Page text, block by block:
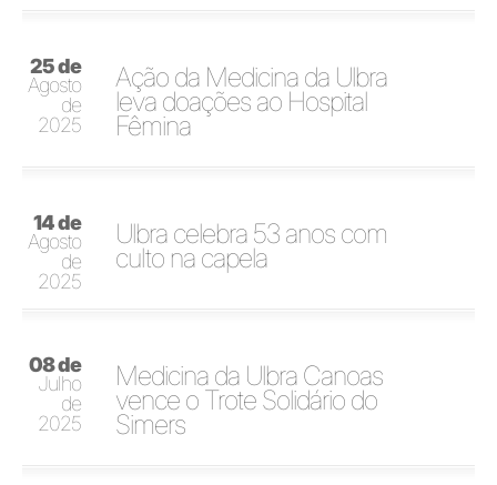
25 de
Agosto
de
2025
Ação da Medicina da Ulbra
leva doações ao Hospital
Fêmina
14 de
Agosto
de
2025
Ulbra celebra 53 anos com
culto na capela
08 de
Julho
de
2025
Medicina da Ulbra Canoas
vence o Trote Solidário do
Simers